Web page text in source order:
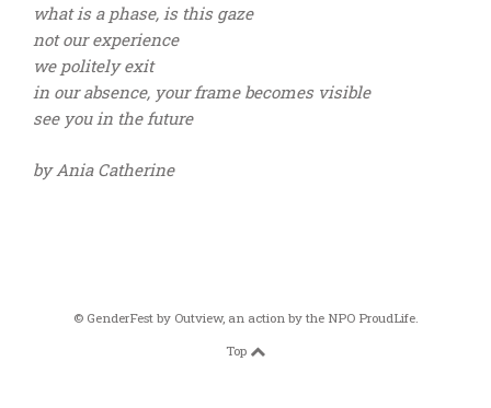
what is a phase, is this gaze
not our experience
we politely exit
in our absence, your frame becomes visible
see you in the future
by Ania Catherine
© GenderFest by Outview, an action by the NPO ProudLife.
Top